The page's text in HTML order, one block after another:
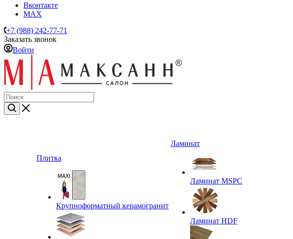
Вконтакте
MAX
+7 (988) 242-77-71
Заказать звонок
Войти
Плитка
Крупноформатный керамогранит
Ламинат
Ламинат MSPC
Ламинат HDF